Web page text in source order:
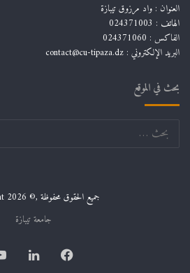
العنوان : واد مرزوق تيبازة
الهاتف : 024371003
الفاكس : 024371060
البريد الإلكتروني : contact@cu-tipaza.dz
بحث في الموقع
جميع الحقوق محفوظة ,© Copyright 2026
جامعة تيبازة
فيسبوكلينكدإن